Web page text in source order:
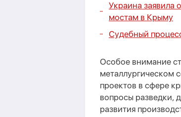
Украина заявила
мостам в Крыму
Судебный
Особое внимание
металлургическом
проектов в сфере
вопросы разведки,
развития